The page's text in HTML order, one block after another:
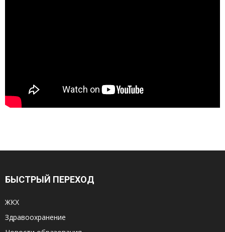
БЫСТРЫЙ ПЕРЕХОД
ЖКХ
Здравоохранение